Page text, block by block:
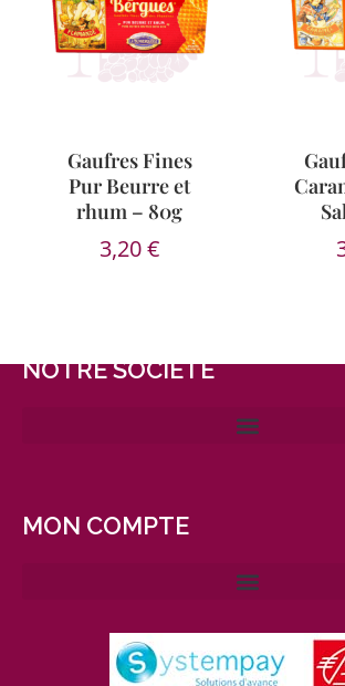
Gaufres Fines
Pur Beurre et
rhum – 80g
3,20€
NOTRE SOCIÉTÉ
MON COMPTE